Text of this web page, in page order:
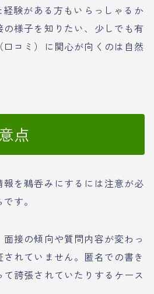
験がある方もいらっしゃるか
様子を知りたい、少しでも有
コミ）に関心が向くのは自然
点
を鵜呑みにするには注意が必
す。
接の傾向や質問内容が変わっ
れていません。匿名での書き
誇張されていたりするケース